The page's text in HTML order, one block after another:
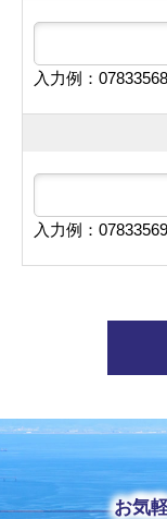
入力例：
入力例：
お気